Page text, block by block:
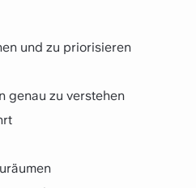
und zu priorisieren
genau zu verstehen